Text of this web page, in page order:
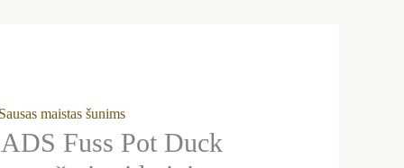
Sausas maistas šunims
Fuss Pot Duck